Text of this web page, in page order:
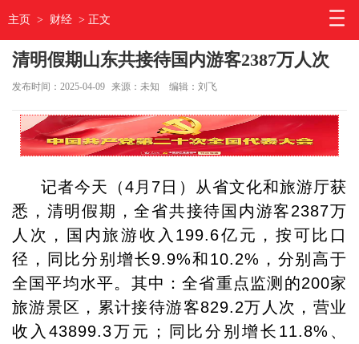
主页 > 财经 > 正文
清明假期山东共接待国内游客2387万人次
发布时间：2025-04-09 来源：未知 编辑：刘飞
记者今天（4月7日）从省文化和旅游厅获
悉，清明假期，全省共接待国内游客2387万
人次，国内旅游收入199.6亿元，按可比口
径，同比分别增长9.9%和10.2%，分别高于
全国平均水平。其中：全省重点监测的200家
旅游景区，累计接待游客829.2万人次，营业
收入43899.3万元；同比分别增长11.8%、